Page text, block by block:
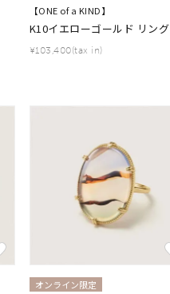
【ONE of a KIND】
K10イエローゴールド リング
¥103,400(tax in)
オンライン限定